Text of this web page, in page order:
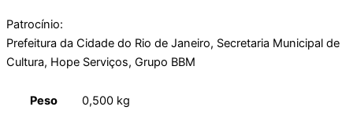
Patrocínio:
Prefeitura da Cidade do Rio de Janeiro, Secretaria Municipal de
Cultura, Hope Serviços, Grupo BBM
Peso
0,500 kg